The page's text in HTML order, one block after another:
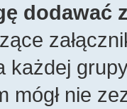
dodawać
każdej
mógł nie